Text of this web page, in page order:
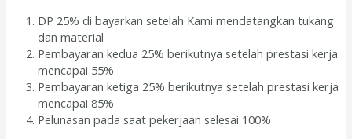
DP 25% di bayarkan setelah Kami mendatangkan tukang
dan material
Pembayaran kedua 25% berikutnya setelah prestasi kerja
mencapai 55%
Pembayaran ketiga 25% berikutnya setelah prestasi kerja
mencapai 85%
Pelunasan pada saat pekerjaan selesai 100%